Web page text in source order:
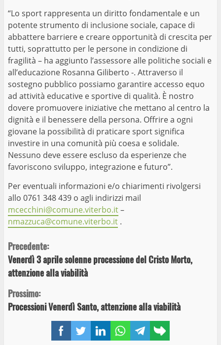
FacebookTwitterLinkedInWhatsAppTelegram
link
“Lo sport rappresenta un diritto fondamentale e un
potente strumento di inclusione sociale, capace di
abbattere barriere e creare opportunità di crescita per
tutti, soprattutto per le persone in condizione di
fragilità – ha aggiunto l’assessore alle politiche sociali e
all’educazione Rosanna Giliberto -. Attraverso il
sostegno pubblico possiamo garantire accesso equo
ad attività educative e sportive di qualità. È nostro
dovere promuovere iniziative che mettano al centro la
dignità e il benessere della persona. Offrire a ogni
giovane la possibilità di praticare sport significa
investire in una comunità più coesa e solidale.
Nessuno deve essere escluso da esperienze che
favoriscono sviluppo, integrazione e futuro”.
Per eventuali informazioni e/o chiarimenti rivolgersi
allo 0761 348 439 o agli indirizzi mail
mcecchini@comune.viterbo.it–
nmazzuca@comune.viterbo.it .
Continue
Reading
Precedente:
Venerdì 3 aprile solenne processione del Cristo Morto,
attenzione alla viabilità
Prossimo:
Processioni Venerdì Santo, attenzione alla viabilità